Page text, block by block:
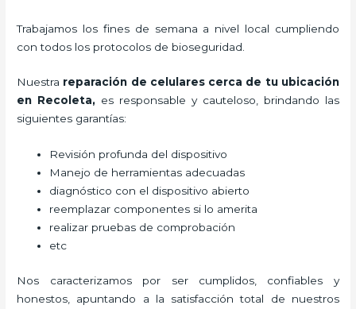
Trabajamos los fines de semana a nivel local cumpliendo
con todos los protocolos de bioseguridad.
Nuestra reparación de celulares cerca de tu ubicación
en Recoleta, es responsable y cauteloso, brindando las
siguientes garantías:
Revisión profunda del dispositivo
Manejo de herramientas adecuadas
diagnóstico con el dispositivo abierto
reemplazar componentes si lo amerita
realizar pruebas de comprobación
etc
Nos caracterizamos por ser cumplidos, confiables y
honestos, apuntando a la satisfacción total de nuestros